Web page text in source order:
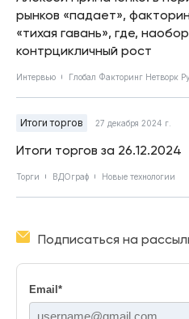
рынков «падает»,
«тихая гавань», где,
контрцикличный рост
Интервью Глобал Факторинг Нетворк
Итоги торгов 27 декабря 2024 г.
Итоги торгов за 26.12.2024
Торги ВДОграф Новые технологии
Подписаться на
Email *